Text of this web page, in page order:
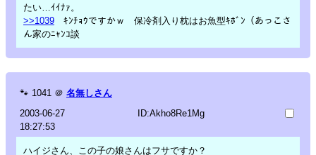
たい…ｲｲﾅｧ。
>>1039 ｷﾝﾁｮｳですかｗ 保冷剤入り枕はお魚型ｷﾎﾞﾝ（あっこさ
ん家のﾆｬﾝｺ談
🐾 1041 ＠ 名無しさん
2003-06-27
18:27:53
ID:Akho8Re1Mg
ハイジさん、この子の娘さんはフサですか？